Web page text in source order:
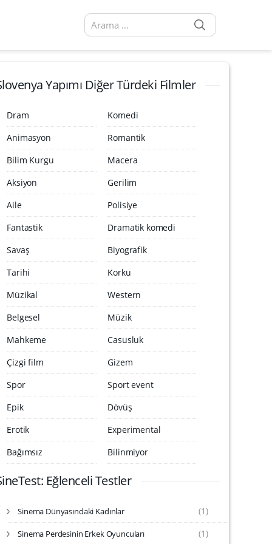
Arama sonuçları:
Yapımı Diğer Türdeki Filmler
Dram
Komedi
Animasyon
Romantik
Bilim Kurgu
Macera
Aksiyon
Gerilim
Aile
Polisiye
Fantastik
Dramatik komedi
Savaş
Biyografik
Tarihi
Korku
Müzikal
Western
Belgesel
Müzik
Mahkeme
Casusluk
Çizgi film
Gizem
Spor
Sport event
Epik
Dövüş
Erotik
Experimental
Bağımsız
Bilinmiyor
Eğlenceli Testler
Sinema Dünyasındaki Kadınlar (1)
Sinema Perdesinin Erkek Oyuncuları (1)